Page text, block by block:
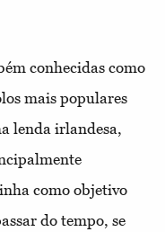
conhecidas como
mais populares
lenda irlandesa,
como objetivo
do tempo, se